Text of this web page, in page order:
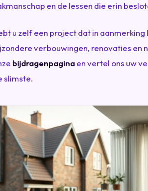
en de lessen die erin
u zelf een project dat in
verbouwingen, renovaties en
bijdragenpaginaen vertel ons uw
slimste.